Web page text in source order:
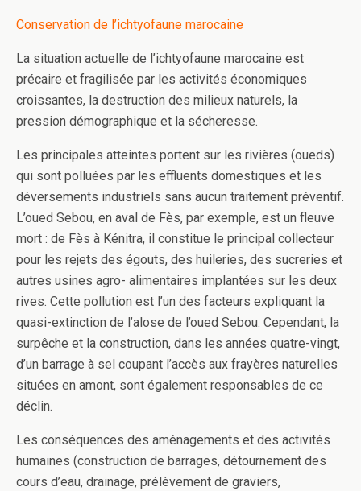
Conservation de l’ichtyofaune marocaine
La situation actuelle de l’ichtyofaune marocaine est
précaire et fragilisée par les activités économiques
croissantes, la destruction des milieux naturels, la
pression démographique et la sécheresse.
Les principales atteintes portent sur les rivières (oueds)
qui sont polluées par les effluents domestiques et les
déversements industriels sans aucun traitement préventif.
L’oued Sebou, en aval de Fès, par exemple, est un fleuve
mort : de Fès à Kénitra, il constitue le principal collecteur
pour les rejets des égouts, des huileries, des sucreries et
autres usines agro- alimentaires implantées sur les deux
rives. Cette pollution est l’un des facteurs expliquant la
quasi-extinction de l’alose de l’oued Sebou. Cependant, la
surpêche et la construction, dans les années quatre-vingt,
d’un barrage à sel coupant l’accès aux frayères naturelles
situées en amont, sont également responsables de ce
déclin.
Les conséquences des aménagements et des activités
humaines (construction de barrages, détournement des
cours d’eau, drainage, prélèvement de graviers,